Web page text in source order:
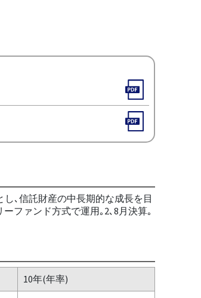
､信託財産の中長期的な成長を目
ファンド方式で運用｡2､8月決算｡
10年(年率)